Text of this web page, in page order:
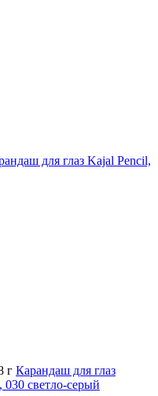
для глаз Kajal Pencil,
г Карандаш для глаз
светло-серый